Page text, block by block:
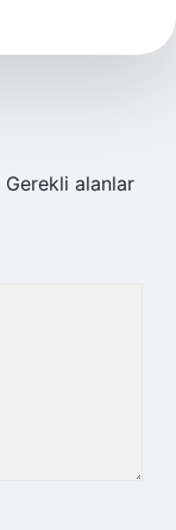
Gerekli alanlar